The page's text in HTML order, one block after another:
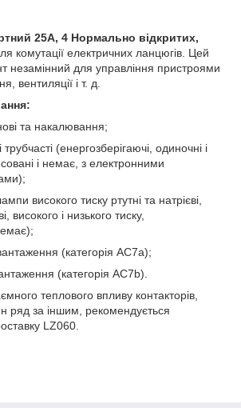
25А, 4 Нормально відкритих,
комутації електричних ланцюгів. Цей
незамінний для управління пристроями
вентиляції і т. д.
та накалювання;
(енергозберігаючі, одиночні і
і немає, з електронними
високого тиску ртутні та натрієві,
високого і низького тиску,
(категорія АС7а);
(категорія АС7b).
теплового впливу контакторів,
ряд за іншим, рекомендується
LZ060.